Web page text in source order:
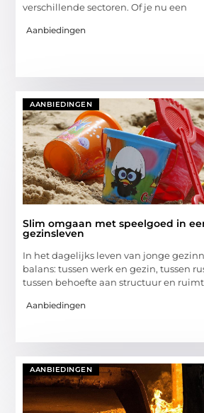
verschillende sectoren. Of je nu een
Aanbiedingen
AANBIEDINGEN
Slim omgaan met speelgoed in
gezinsleven
In het dagelijks leven van jonge
balans: tussen werk en gezin, tussen
tussen behoefte aan structuur en
Aanbiedingen
AANBIEDINGEN